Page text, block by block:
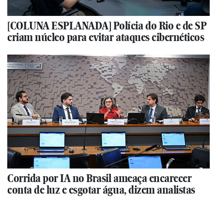
[COLUNA ESPLANADA] Polícia do Rio e de SP
criam núcleo para evitar ataques cibernéticos
Corrida por IA no Brasil ameaça encarecer
conta de luz e esgotar água, dizem analistas